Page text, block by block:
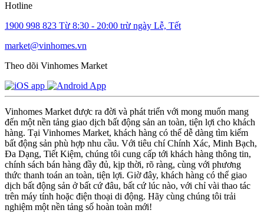
Hotline
1900 998 823 Từ 8:30 - 20:00 trừ ngày Lễ, Tết
market@vinhomes.vn
Theo dõi Vinhomes Market
Vinhomes Market được ra đời và phát triển với mong muốn mang
đến một nền tảng giao dịch bất động sản an toàn, tiện lợi cho khách
hàng. Tại Vinhomes Market, khách hàng có thể dễ dàng tìm kiếm
bất động sản phù hợp nhu cầu. Với tiêu chí Chính Xác, Minh Bạch,
Đa Dạng, Tiết Kiệm, chúng tôi cung cấp tới khách hàng thông tin,
chính sách bán hàng đầy đủ, kịp thời, rõ ràng, cùng với phương
thức thanh toán an toàn, tiện lợi. Giờ đây, khách hàng có thể giao
dịch bất động sản ở bất cứ đâu, bất cứ lúc nào, với chỉ vài thao tác
trên máy tính hoặc điện thoại di động. Hãy cùng chúng tôi trải
nghiệm một nền tảng số hoàn toàn mới!